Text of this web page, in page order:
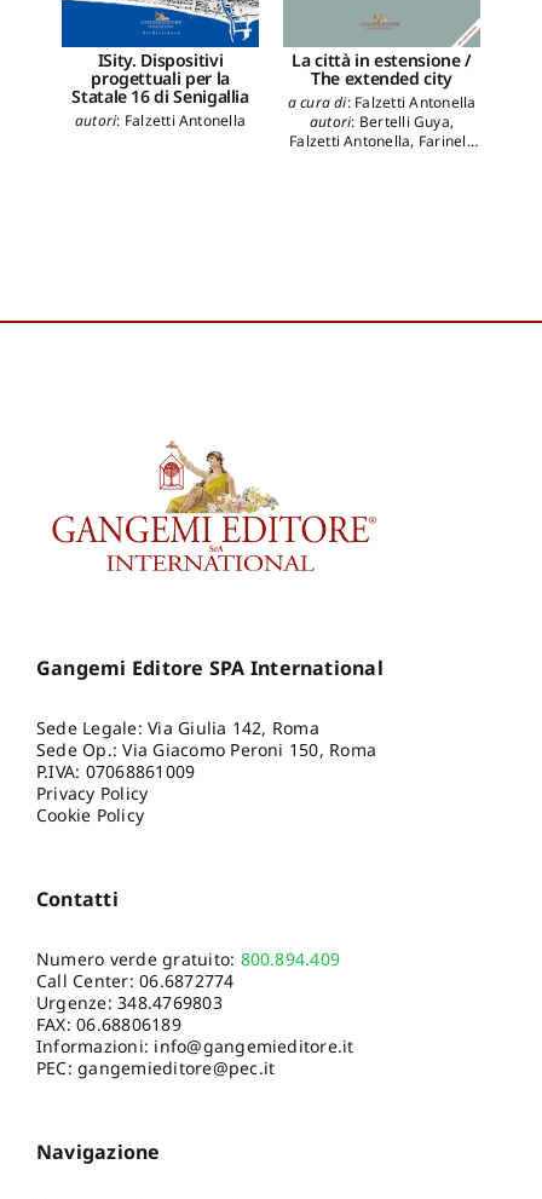
ISity. Dispositivi
progettuali per la
Statale 16 di Senigallia
autori: Falzetti Antonella
La città in estensione /
The extended city
a cura di: Falzetti Antonella
autori: Bertelli Guya,
Falzetti Antonella, Farinelli
Gangemi Editore SPA International
Sede Legale: Via Giulia 142, Roma
Sede Op.: Via Giacomo Peroni 150, Roma
P.IVA: 07068861009
Privacy Policy
Cookie Policy
Contatti
Numero verde gratuito: 800.894.409
Call Center:06.6872774
Urgenze:348.4769803
FAX: 06.68806189
Informazioni: info@gangemieditore.it
PEC: gangemieditore@pec.it
Navigazione